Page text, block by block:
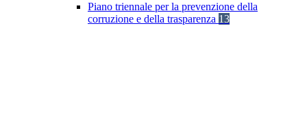
Piano triennale per la prevenzione della
corruzione e della trasparenza 13